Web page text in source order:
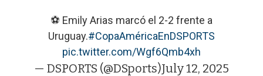
⚽ Emily Arias marcó el 2-2 frente a
Uruguay.#CopaAméricaEnDSPORTS
pic.twitter.com/Wgf6Qmb4xh
— DSPORTS (@DSports)July 12, 2025